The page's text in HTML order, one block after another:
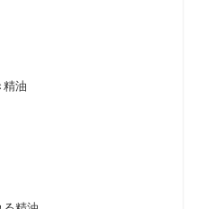
精油